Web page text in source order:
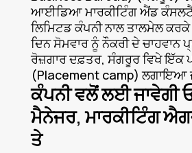
ਆਈਡਿਆ ਮਾਰਕੀਟਿੰਗ ਐਂਡ
ਲਿਮਿਟਡ ਕੰਪਨੀ ਨਾਲ ਤਾਲਮੇਲ ਕਰਕੇ
ਦਿਨ ਸੋਮਵਾਰ ਨੂੰ ਨੌਕਰੀ ਦੇ ਚਾਹਵਾਨ
ਰੋਜ਼ਗਾਰ ਦਫ਼ਤਰ, ਸੰਗਰੂਰ ਵਿਖੇ ਇੱਕ
(Placement camp) ਲਗਾਇਆ
ਕੰਪਨੀ ਵਲੋਂ ਲਈ ਜਾਵੇਗੀ
ਮੈਨੇਜਰ, ਮਾਰਕੀਟਿੰਗ
ਤੇ